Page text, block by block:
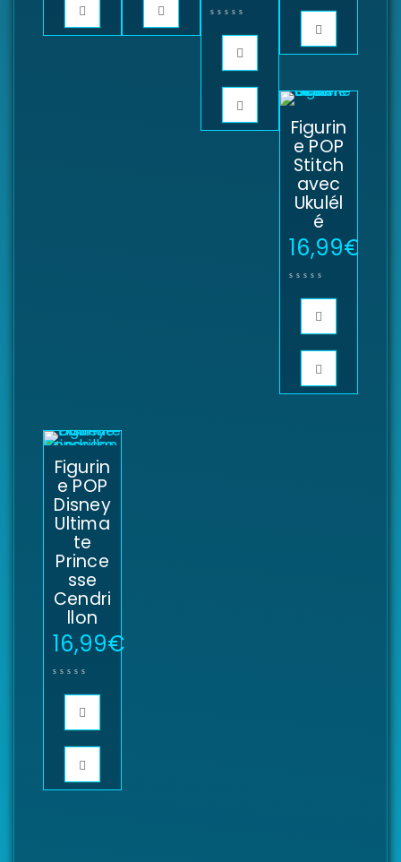
Figurin
e POP
Stitch
avec
Ukulél
é
16,99€
Figurin
e POP
Disney
Ultima
te
Prince
sse
Cendri
llon
16,99€